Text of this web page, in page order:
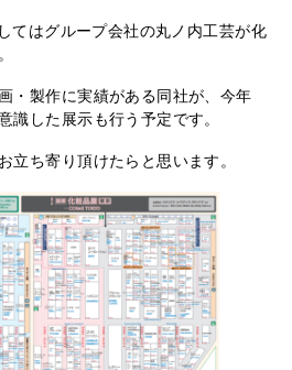
てはグループ会社の丸ノ内工芸が化
・製作に実績がある同社が、今年
識した展示も行う予定です。
立ち寄り頂けたらと思います。